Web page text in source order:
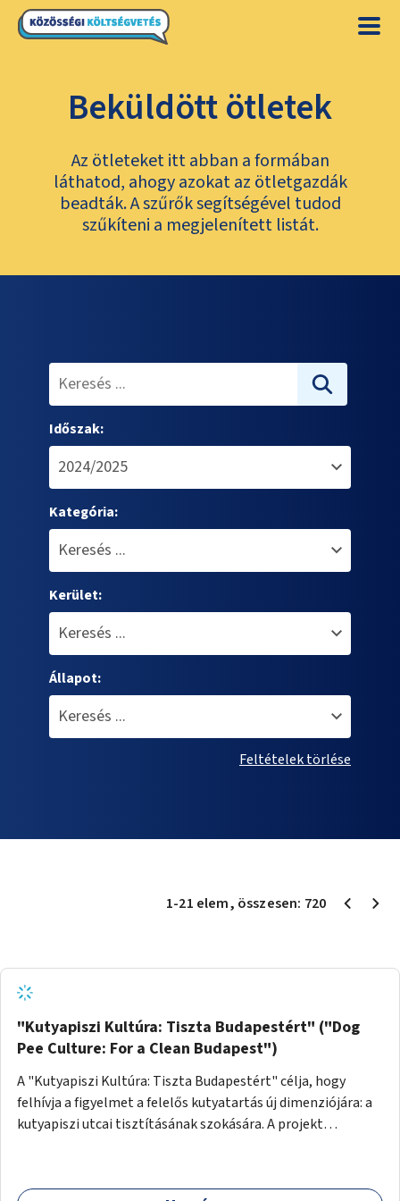
Beküldött ötletek
Az ötleteket itt abban a formában
láthatod, ahogy azokat az ötletgazdák
beadták. A szűrők segítségével tudod
szűkíteni a megjelenített listát.
Időszak:
Kategória:
Kerület:
Állapot:
Feltételek törlése
1-21 elem, összesen: 720
"Kutyapiszi Kultúra: Tiszta Budapestért" ("Dog
Pee Culture: For a Clean Budapest")
A "Kutyapiszi Kultúra: Tiszta Budapestért" célja, hogy
felhívja a figyelmet a felelős kutyatartás új dimenziójára: a
kutyapiszi utcai tisztításának szokására. A projekt
palack vízzel öblítsék le azt, ezzel hozzájárulva a tiszta,